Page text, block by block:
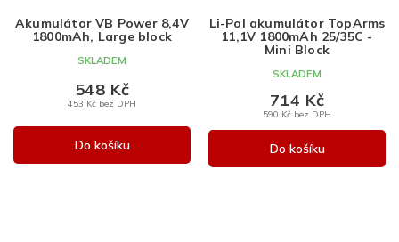
Akumulátor VB Power 8,4V
1800mAh, Large block
SKLADEM
453 Kč bez DPH
548 Kč
Do košíku
Li-Pol akumulátor TopArms
11,1V 1800mAh 25/35C -
Mini Block
SKLADEM
590 Kč bez DPH
714 Kč
Do košíku